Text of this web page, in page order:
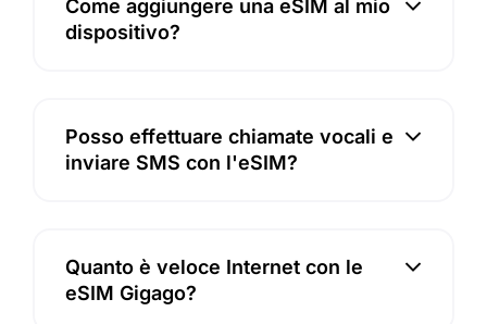
Come aggiungere una eSIM al mio
dispositivo?
Posso effettuare chiamate vocali e
inviare SMS con l'eSIM?
Quanto è veloce Internet con le
eSIM Gigago?